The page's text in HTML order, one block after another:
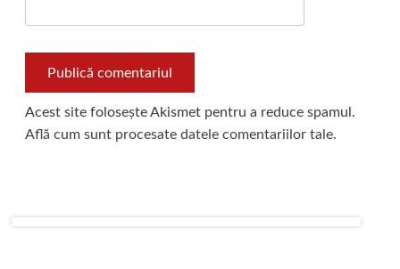
Acest site folosește Akismet pentru a reduce spamul.
Află cum sunt procesate datele comentariilor tale.